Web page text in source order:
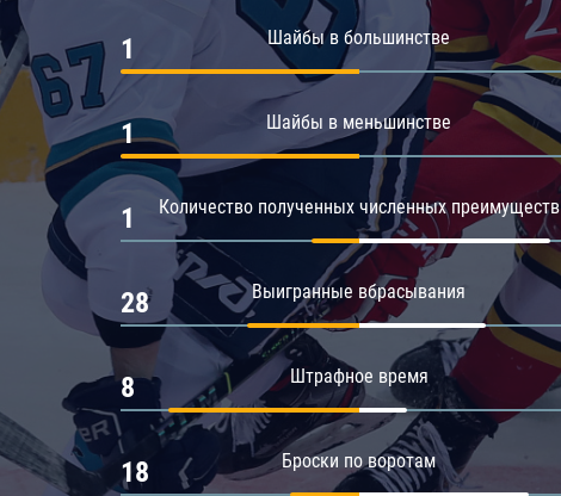
Амур
Барыс
Салават Юлаев
Шайбы в большинстве
1
Шайбы в меньшинстве
1
Количество полученных численных преимуществ
1
Выигранные вбрасывания
28
Штрафное время
8
Броски по воротам
18